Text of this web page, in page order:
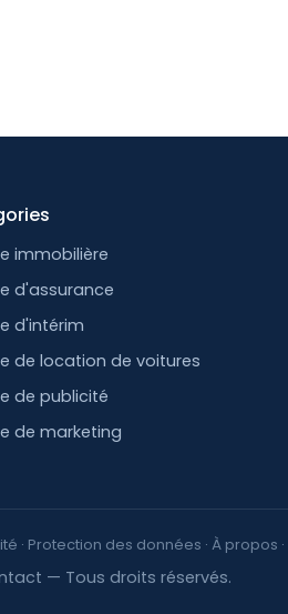
immobilière
d'assurance
d'intérim
de location de voitures
de publicité
de marketing
· Protection des données · À propos ·
— Tous droits réservés.